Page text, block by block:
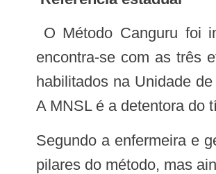
O Método Canguru foi implantado em Sergipe em 2004, inicialmente na Maternidade Hildete Falcão Batista. Atualmente,
encontra-se com as três
habilitados na Unidade
A MNSL é a detentora do
Segundo a enfermeira e gerente da Ala Verde da unidade, Juliana Fonseca, outras maternidades públicas do estado já adotam
pilares do método, mas